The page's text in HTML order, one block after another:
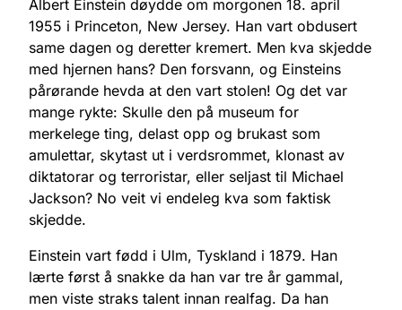
Albert Einstein døydde om morgonen 18. april
1955 i Princeton, New Jersey. Han vart obdusert
same dagen og deretter kremert. Men kva skjedde
med hjernen hans? Den forsvann, og Einsteins
pårørande hevda at den vart stolen! Og det var
mange rykte: Skulle den på museum for
merkelege ting, delast opp og brukast som
amulettar, skytast ut i verdsrommet, klonast av
diktatorar og terroristar, eller seljast til Michael
Jackson? No veit vi endeleg kva som faktisk
skjedde.
Einstein vart fødd i Ulm, Tyskland i 1879. Han
lærte først å snakke da han var tre år gammal,
men viste straks talent innan realfag. Da han